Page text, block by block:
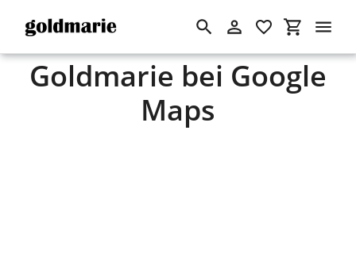
SuchenEinloggen
Goldmarie bei Google
Maps